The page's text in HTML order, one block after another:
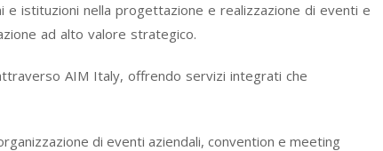
e istituzioni nella progettazione e realizzazione di eventi e
ad alto valore strategico.
AIM Italy, offrendo servizi integrati che
di eventi aziendali, convention e meeting